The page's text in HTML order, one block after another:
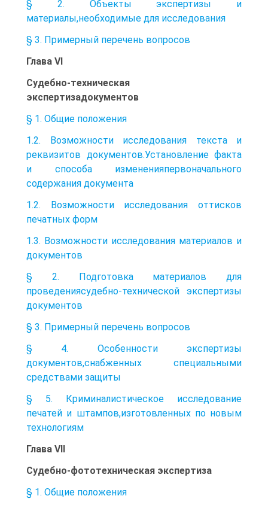
§ 2. Объекты экспертизы и
материалы,необходимые для исследования
§ 3. Примерный перечень вопросов
Глава VI
Судебно-техническая
экспертизадокументов
§ 1. Общие положения
1.2. Возможности исследования текста и
реквизитов документов.Установление факта
и способа измененияпервоначального
содержания документа
1.2. Возможности исследования оттисков
печатных форм
1.3. Возможности исследования материалов и
документов
§ 2. Подготовка материалов для
проведениясудебно-технической экспертизы
документов
§ 3. Примерный перечень вопросов
§ 4. Особенности экспертизы
документов,снабженных специальными
средствами защиты
§ 5. Криминалистическое исследование
печатей и штампов,изготовленных по новым
технологиям
Глава VII
Судебно-фототехническая экспертиза
§ 1. Общие положения